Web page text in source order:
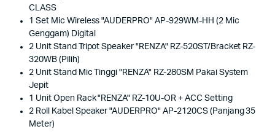
CLASS
1 Set Mic Wireless "AUDERPRO" AP-929WM-HH (2 Mic
Genggam) Digital
2 Unit Stand Tripot Speaker "RENZA" RZ-520ST/Bracket RZ-
320WB (Pilih)
2 Unit Stand Mic Tinggi "RENZA" RZ-280SM Pakai System
Jepit
1 Unit Open Rack "RENZA" RZ-10U-OR + ACC Setting
2 Roll Kabel Speaker "AUDERPRO" AP-2120CS (Panjang 35
Meter)